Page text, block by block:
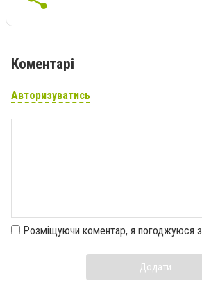
Коментарі
Авторизуватись
Розміщуючи коментар, я погоджуюся з
Додати